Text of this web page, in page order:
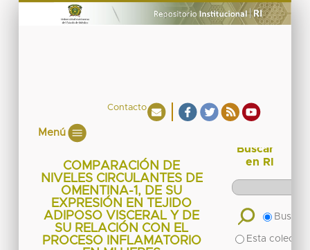
Contacto
Menú
COMPARACIÓN DE
NIVELES CIRCULANTES DE
OMENTINA-1, DE SU
EXPRESIÓN EN TEJIDO
ADIPOSO VISCERAL Y DE
SU RELACIÓN CON EL
PROCESO INFLAMATORIO
Buscar
en RI
Buscar
Esta